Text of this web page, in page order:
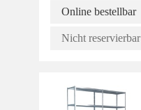
Online bestellbar
Nicht reservierbar